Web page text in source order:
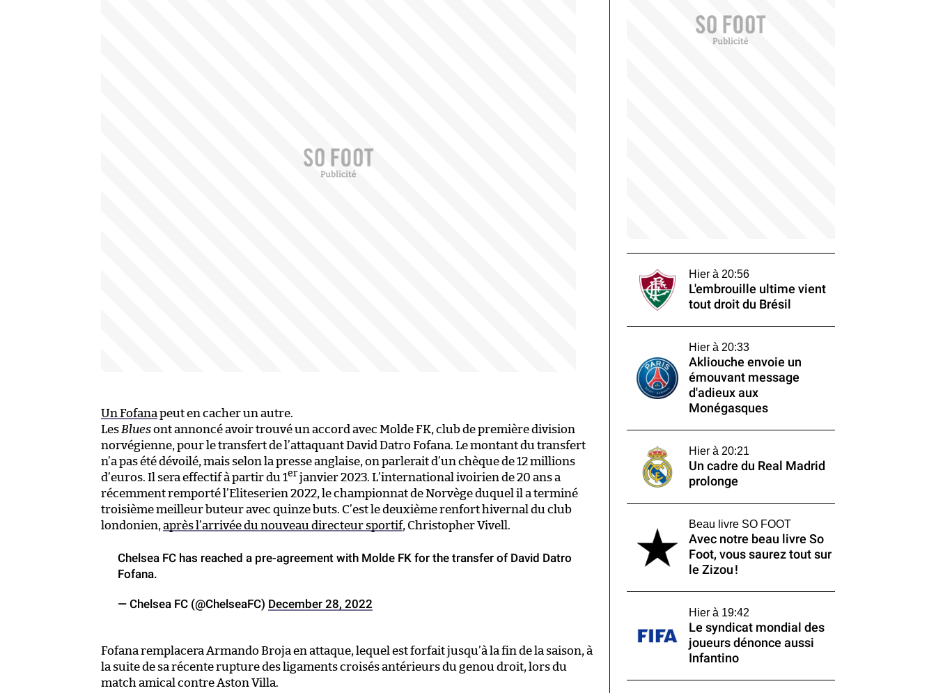
Un Fofana peut en cacher un autre.
Les Bluesont annoncé avoir trouvé un accord avec Molde FK, club de première division
norvégienne, pour le transfert de l’attaquant David Datro Fofana. Le montant du transfert
n’a pas été dévoilé, mais selon la presse anglaise, on parlerait d’un chèque de 12 millions
d’euros. Il sera effectif à partir du 1er janvier 2023. L’international ivoirien de 20 ans a
récemment remporté l’Eliteserien 2022, le championnat de Norvège duquel il a terminé
troisième meilleur buteur avec quinze buts. C’est le deuxième renfort hivernal du club
londonien, après l’arrivée du nouveau directeur sportif, Christopher Vivell.
Chelsea FC has reached a pre-agreement with Molde FK for the transfer of David Datro
Fofana.
— Chelsea FC (@ChelseaFC) December 28, 2022
Fofana remplacera Armando Broja en attaque, lequel est forfait jusqu’à la fin de la saison, à
la suite de sa récente rupture des ligaments croisés antérieurs du genou droit, lors du
match amical contre Aston Villa.
Hier à 20:56
L'embrouille ultime vient
tout droit du Brésil
Hier à 20:33
Akliouche envoie un
émouvant message
d'adieux aux
Monégasques
Hier à 20:21
Un cadre du Real Madrid
prolonge
Beau livre SO FOOT
Avec notre beau livre So
Foot, vous saurez tout sur
le Zizou !
Hier à 19:42
Le syndicat mondial des
joueurs dénonce aussi
Infantino